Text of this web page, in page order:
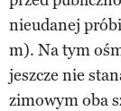
nieudanej
m). Na tym
jeszcze nie
zimowym oba